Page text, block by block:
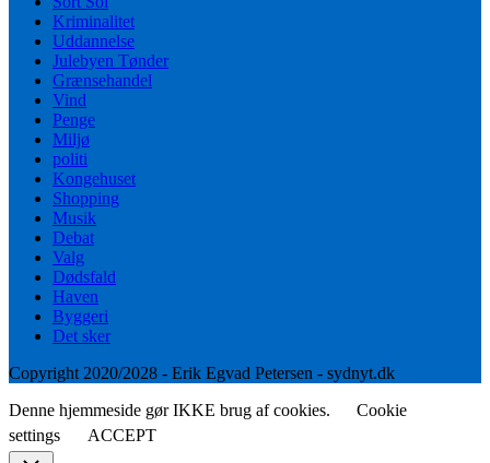
Kriminalitet
Uddannelse
Julebyen Tønder
Grænsehandel
Vind
Penge
Miljø
politi
Kongehuset
Shopping
Musik
Debat
Valg
Dødsfald
Haven
Byggeri
Det sker
Copyright 2020/2028 - Erik Egvad Petersen - sydnyt.dk
Denne hjemmeside gør IKKE brug af cookies.
Cookie
settings
ACCEPT